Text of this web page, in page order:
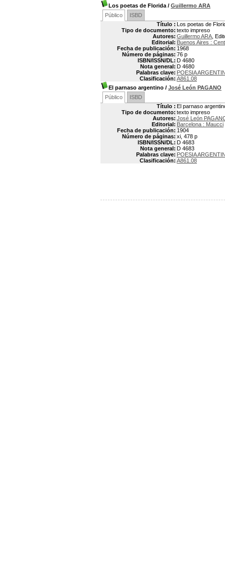
Los poetas de Florida / Guillermo ARA
Público
ISBD
Título : Los poetas de
Tipo de documento: texto impreso
Autores: Guillermo ARA ,
Editorial: Buenos Aires :
Fecha de publicación: 1968
Número de páginas: 76 p
ISBN/ISSN/DL: D 4680
Nota general: D 4680
Palabras clave: POESIA
Clasificación: A861.08
El parnaso argentino / José León PAGANO
Público
ISBD
Título : El parnaso
Tipo de documento: texto impreso
Autores: José León
Editorial: Barcelona : Maucci
Fecha de publicación: 1904
Número de páginas: xi, 478 p
ISBN/ISSN/DL: D 4683
Nota general: D 4683
Palabras clave: POESIA
Clasificación: A861.08